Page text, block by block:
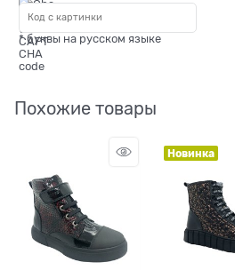
* буквы на русском языке
Похожие товары
Новинка